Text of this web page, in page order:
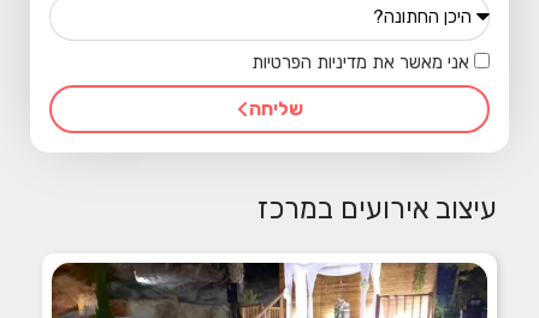
אני מאשר את מדיניות הפרטיות
שליחה
עיצוב אירועים במרכז